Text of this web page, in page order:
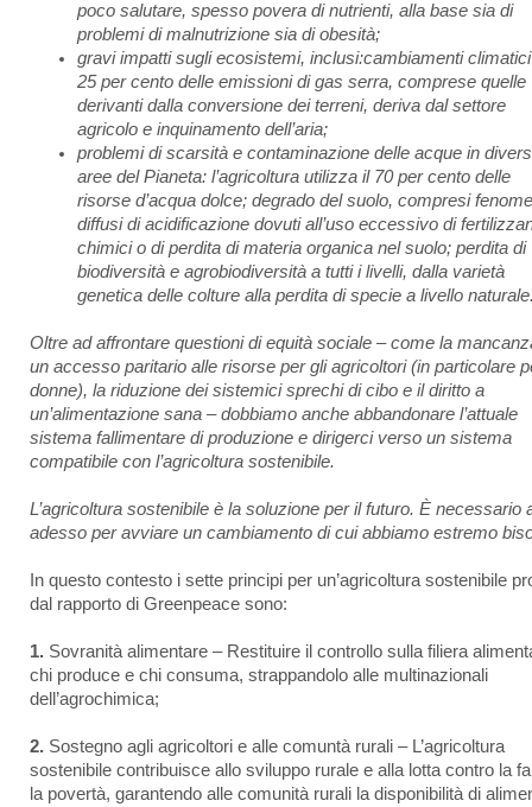
poco salutare, spesso povera di nutrienti, alla base sia di
problemi di malnutrizione sia di obesità;
gravi impatti sugli ecosistemi, inclusi:cambiamenti
25 per cento delle emissioni di gas serra, comprese quelle
derivanti dalla conversione dei terreni, deriva dal settore
agricolo e inquinamento dell’aria;
problemi di scarsità e contaminazione delle acque in
aree del Pianeta: l’agricoltura utilizza il 70 per cento delle
risorse d’acqua dolce; degrado del suolo, compresi
diffusi di acidificazione dovuti all’uso eccessivo di
chimici o di perdita di materia organica nel suolo; perdita di
biodiversità e agrobiodiversità a tutti i livelli, dalla varietà
genetica delle colture alla perdita di specie a livello
Oltre ad affrontare questioni di equità sociale – come la
un accesso paritario alle risorse per gli agricoltori (in particolare
donne), la riduzione dei sistemici sprechi di cibo e il diritto a
un’alimentazione sana – dobbiamo anche abbandonare l’attuale
sistema fallimentare di produzione e dirigerci verso un sistema
compatibile con l’agricoltura sostenibile.
L’agricoltura sostenibile è la soluzione per il futuro. È necessario
adesso per avviare un cambiamento di cui abbiamo estremo
In questo contesto i sette principi per un’agricoltura sostenibile
dal rapporto di Greenpeace sono:
1. Sovranità alimentare – Restituire il controllo sulla filiera
chi produce e chi consuma, strappandolo alle multinazionali
dell’agrochimica;
2. Sostegno agli agricoltori e alle comuntà rurali – L’agricoltura
sostenibile contribuisce allo sviluppo rurale e alla lotta contro la
la povertà, garantendo alle comunità rurali la disponibilità di